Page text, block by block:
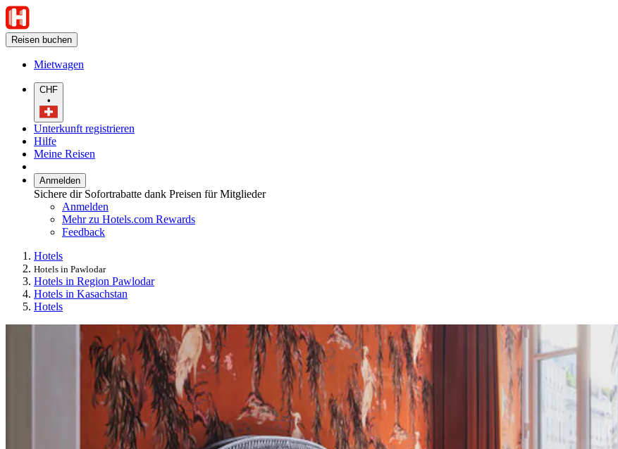
Reisen buchen
Mietwagen
CHF
•
Unterkunft registrieren
Hilfe
Meine Reisen
Anmelden
Sichere dir Sofortrabatte dank Preisen für Mitglieder
Anmelden
Mehr zu Hotels.com Rewards
Feedback
Hotels
Hotels in Pawlodar
Hotels in Region Pawlodar
Hotels in Kasachstan
Hotels